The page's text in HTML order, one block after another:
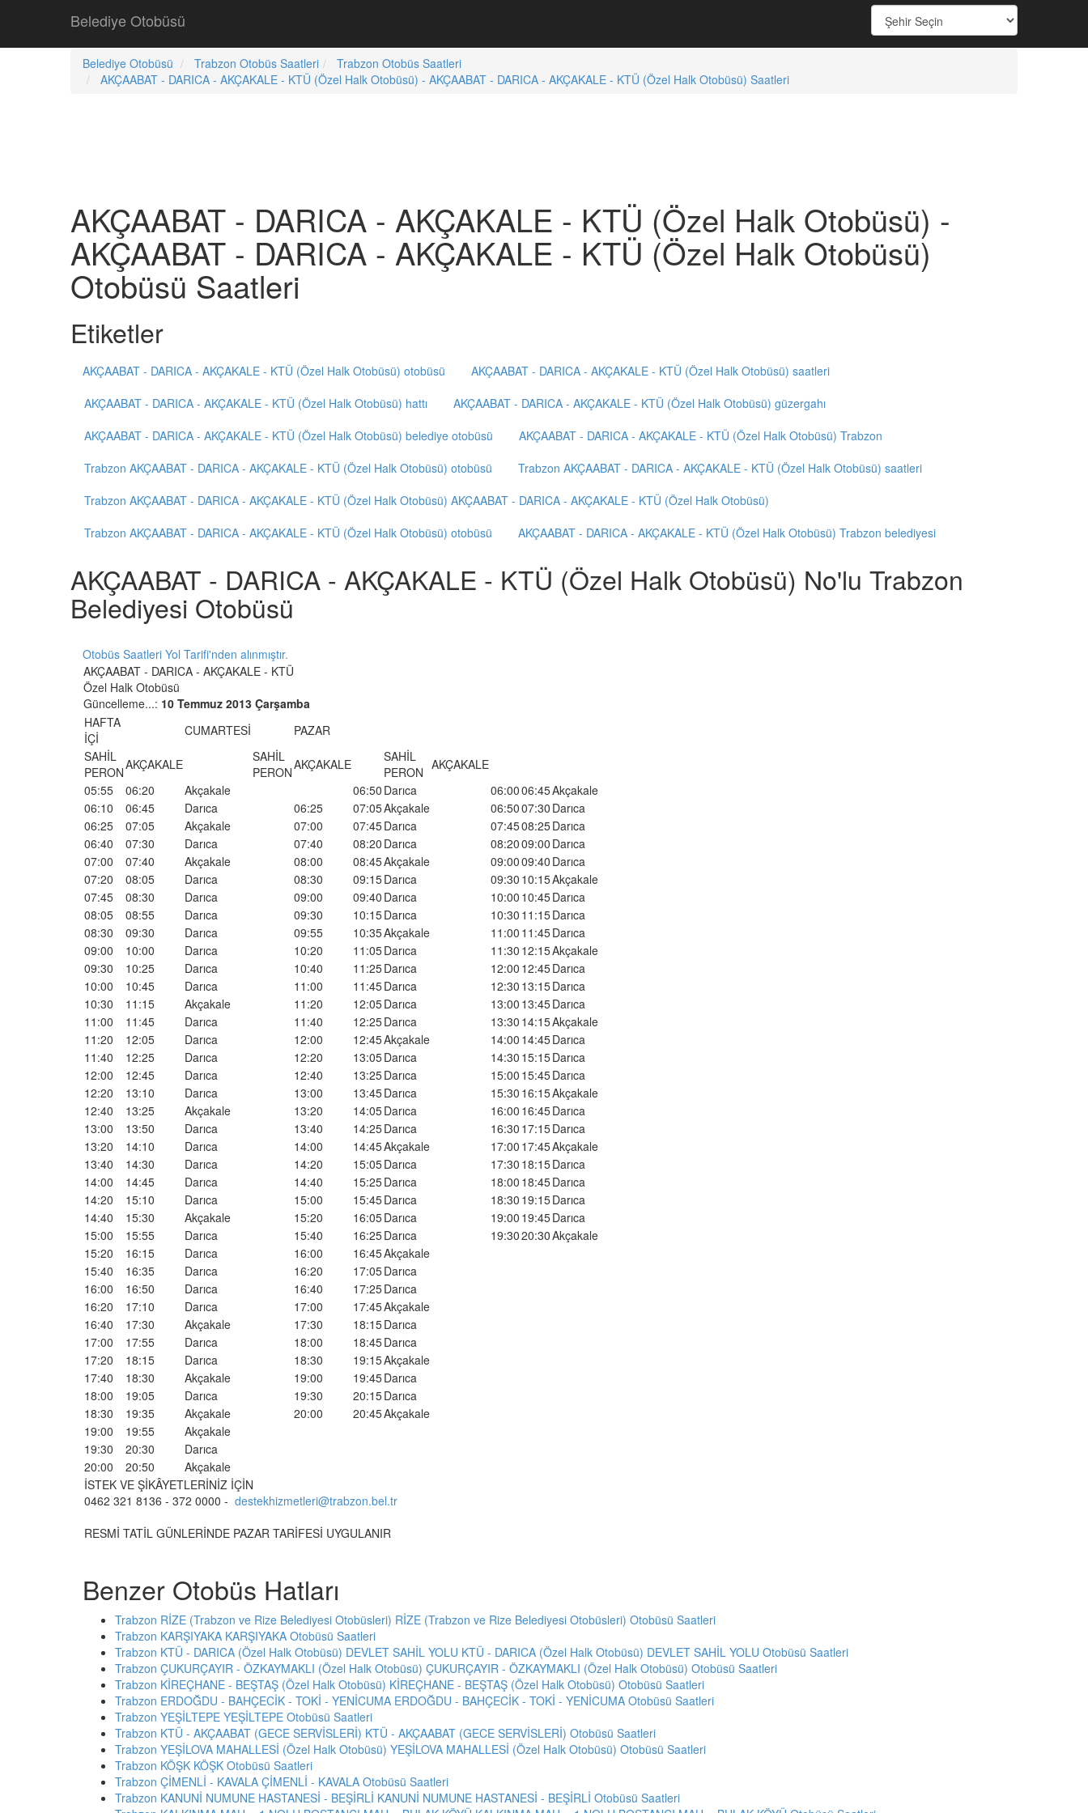
Belediye Otobüsü
Belediye Otobüsü Trabzon Otobüs Saatleri
Trabzon Otobüs Saatleri
AKÇAABAT - DARICA - AKÇAKALE - KTÜ (Özel Halk Otobüsü) - AKÇAABAT - DARICA - AKÇAKALE - KTÜ (Özel Halk Otobüsü) Saatleri
AKÇAABAT - DARICA - AKÇAKALE - KTÜ (Özel Halk Otobüsü) -
AKÇAABAT - DARICA - AKÇAKALE - KTÜ (Özel Halk Otobüsü)
Otobüsü Saatleri
Etiketler
AKÇAABAT - DARICA - AKÇAKALE - KTÜ (Özel Halk Otobüsü) otobüsü
AKÇAABAT - DARICA - AKÇAKALE - KTÜ (Özel Halk Otobüsü) saatleri
AKÇAABAT - DARICA - AKÇAKALE - KTÜ (Özel Halk Otobüsü) hattı
AKÇAABAT - DARICA - AKÇAKALE - KTÜ (Özel Halk Otobüsü) güzergahı
AKÇAABAT - DARICA - AKÇAKALE - KTÜ (Özel Halk Otobüsü) belediye otobüsü
AKÇAABAT - DARICA - AKÇAKALE - KTÜ (Özel Halk Otobüsü) Trabzon
Trabzon AKÇAABAT - DARICA - AKÇAKALE - KTÜ (Özel Halk Otobüsü) otobüsü
Trabzon AKÇAABAT - DARICA - AKÇAKALE - KTÜ (Özel Halk Otobüsü) saatleri
Trabzon AKÇAABAT - DARICA - AKÇAKALE - KTÜ (Özel Halk Otobüsü) AKÇAABAT - DARICA - AKÇAKALE - KTÜ (Özel Halk Otobüsü)
Trabzon AKÇAABAT - DARICA - AKÇAKALE - KTÜ (Özel Halk Otobüsü) otobüsü
AKÇAABAT - DARICA - AKÇAKALE - KTÜ (Özel Halk Otobüsü) Trabzon belediyesi
AKÇAABAT - DARICA - AKÇAKALE - KTÜ (Özel Halk Otobüsü) No'lu Trabzon
Belediyesi Otobüsü
Otobüs Saatleri Yol Tarifi'nden alınmıştır.
AKÇAABAT - DARICA - AKÇAKALE - KTÜ
Özel Halk Otobüsü
Güncelleme...: 10 Temmuz 2013 Çarşamba
HAFTA
İÇİ
CUMARTESİ
PAZAR
SAHİL
PERONAKÇAKALE
SAHİL
PERONAKÇAKALE
SAHİL
PERON AKÇAKALE
05:55
06:20 Akçakale 06:50 Darıca 06:0006:45Akçakale
06:10
06:45 Darıca 06:25 07:05Akçakale 06:5007:30 Darıca
06:25
07:05 Akçakale 07:00 07:45Darıca 07:4508:25Darıca
06:40
07:30 Darıca 07:40 08:20 Darıca 08:2009:00 Darıca
07:00
07:40 Akçakale 08:00 08:45Akçakale 09:0009:40 Darıca
07:20
08:05 Darıca 08:30 09:15Darıca 09:30 10:15Akçakale
07:45
08:30 Darıca 09:00 09:40 Darıca 10:00 10:45Darıca
08:05
08:55 Darıca 09:30 10:15Darıca 10:30 11:15Darıca
08:30
09:30 Darıca 09:55 10:35Akçakale 11:00 11:45Darıca
09:00
10:00 Darıca 10:20 11:05Darıca 11:30 12:15Akçakale
09:30
10:25 Darıca 10:40 11:25Darıca 12:00 12:45Darıca
10:00
10:45 Darıca 11:00 11:45Darıca 12:30 13:15Darıca
10:30
11:15 Akçakale 11:20 12:05Darıca 13:00 13:45Darıca
11:00
11:45 Darıca 11:40 12:25Darıca 13:30 14:15Akçakale
11:20
12:05 Darıca 12:00 12:45Akçakale 14:00 14:45Darıca
11:40
12:25 Darıca 12:20 13:05Darıca 14:30 15:15Darıca
12:00
12:45 Darıca 12:40 13:25Darıca 15:00 15:45Darıca
12:20
13:10 Darıca 13:00 13:45Darıca 15:30 16:15Akçakale
12:40
13:25 Akçakale 13:20 14:05Darıca 16:00 16:45Darıca
13:00
13:50 Darıca 13:40 14:25Darıca 16:30 17:15Darıca
13:20
14:10 Darıca 14:00 14:45Akçakale 17:00 17:45Akçakale
13:40
14:30 Darıca 14:20 15:05Darıca 17:30 18:15Darıca
14:00
14:45 Darıca 14:40 15:25Darıca 18:00 18:45Darıca
14:20
15:10 Darıca 15:00 15:45Darıca 18:30 19:15Darıca
14:40
15:30 Akçakale 15:20 16:05Darıca 19:00 19:45Darıca
15:00
15:55 Darıca 15:40 16:25Darıca 19:3020:30Akçakale
15:20
16:15 Darıca 16:00 16:45Akçakale
15:40
16:35 Darıca 16:20 17:05Darıca
16:00
16:50 Darıca 16:40 17:25Darıca
16:20
17:10 Darıca 17:00 17:45Akçakale
16:40
17:30 Akçakale 17:30 18:15Darıca
17:00
17:55 Darıca 18:00 18:45Darıca
17:20
18:15 Darıca 18:30 19:15Akçakale
17:40
18:30 Akçakale 19:00 19:45Darıca
18:00
19:05 Darıca 19:30 20:15Darıca
18:30
19:35 Akçakale 20:00 20:45Akçakale
19:00
19:55
Akçakale
19:30
20:30
Darıca
20:00
20:50
Akçakale
İSTEK VE ŞİKÂYETLERİNİZ İÇİN
0462 321 8136 - 372 0000 - destekhizmetleri@trabzon.bel.tr
RESMİ TATİL GÜNLERİNDE PAZAR TARİFESİ UYGULANIR
Benzer Otobüs Hatları
Trabzon RİZE (Trabzon ve Rize Belediyesi Otobüsleri) RİZE (Trabzon ve Rize Belediyesi Otobüsleri) Otobüsü Saatleri
Trabzon KARŞIYAKA KARŞIYAKA Otobüsü Saatleri
Trabzon KTÜ - DARICA (Özel Halk Otobüsü) DEVLET SAHİL YOLU KTÜ - DARICA (Özel Halk Otobüsü) DEVLET SAHİL YOLU Otobüsü Saatleri
Trabzon ÇUKURÇAYIR - ÖZKAYMAKLI (Özel Halk Otobüsü) ÇUKURÇAYIR - ÖZKAYMAKLI (Özel Halk Otobüsü) Otobüsü Saatleri
Trabzon KİREÇHANE - BEŞTAŞ (Özel Halk Otobüsü) KİREÇHANE - BEŞTAŞ (Özel Halk Otobüsü) Otobüsü Saatleri
Trabzon ERDOĞDU - BAHÇECİK - TOKİ - YENİCUMA ERDOĞDU - BAHÇECİK - TOKİ - YENİCUMA Otobüsü Saatleri
Trabzon YEŞİLTEPE YEŞİLTEPE Otobüsü Saatleri
Trabzon KTÜ - AKÇAABAT (GECE SERVİSLERİ) KTÜ - AKÇAABAT (GECE SERVİSLERİ) Otobüsü Saatleri
Trabzon YEŞİLOVA MAHALLESİ (Özel Halk Otobüsü) YEŞİLOVA MAHALLESİ (Özel Halk Otobüsü) Otobüsü Saatleri
Trabzon KÖŞK KÖŞK Otobüsü Saatleri
Trabzon ÇİMENLİ - KAVALA ÇİMENLİ - KAVALA Otobüsü Saatleri
Trabzon KANUNİ NUMUNE HASTANESİ - BEŞİRLİ KANUNİ NUMUNE HASTANESİ - BEŞİRLİ Otobüsü Saatleri